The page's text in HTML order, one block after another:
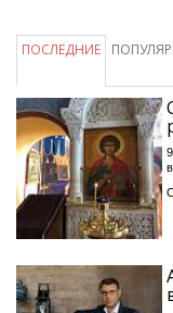
ПОСЛЕДНИЕ